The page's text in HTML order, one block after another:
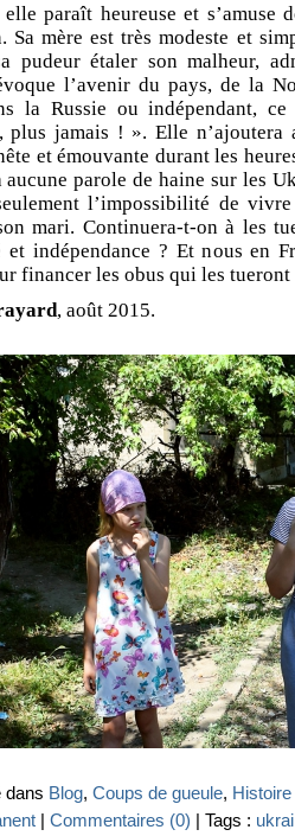
elle paraît heureuse et s’amuse
Sa mère est très modeste et
pudeur étaler son malheur,
l’avenir du pays, de la
la Russie ou indépendant,
plus jamais ! ». Elle n’ajoutera
et émouvante durant les
aucune parole de haine sur les
l’impossibilité de
mari. Continuera-t-on à les
indépendance ? Et nous en
financer les obus qui les tueront
, août 2015.
dans Blog, Coups de gueule,
| Commentaires (0) | Tags :